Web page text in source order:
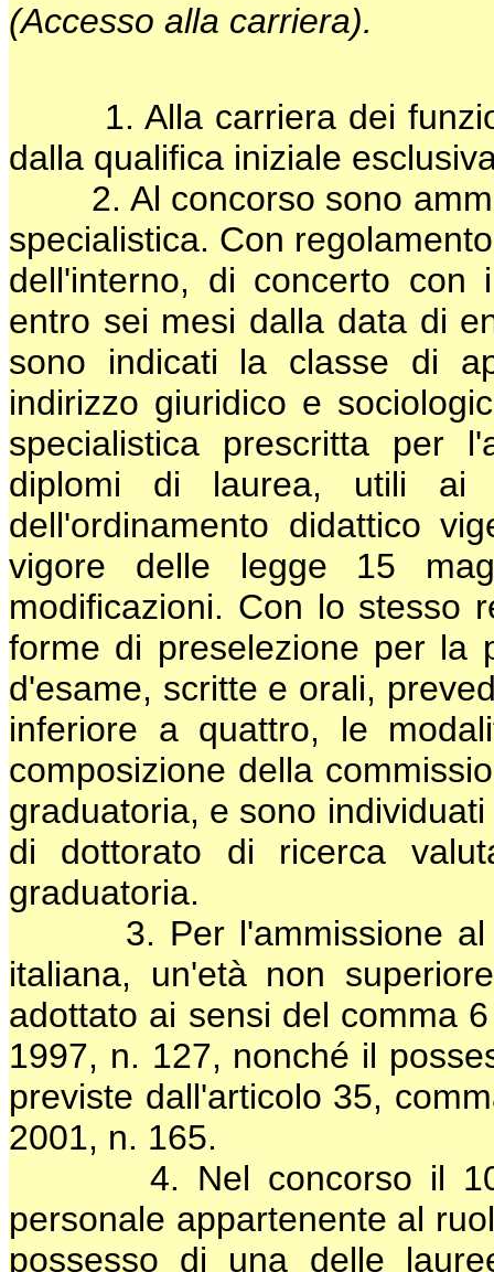
(Accesso alla carriera).
1. Alla carriera dei
dalla qualifica iniziale
2. Al concorso sono
specialistica. Con
dell'interno, di concerto con
entro sei mesi dalla data di
sono indicati la classe di
indirizzo giuridico e
specialistica prescritta per
diplomi di laurea, utili ai
dell'ordinamento didattico
vigore delle legge 15
modificazioni. Con lo stesso
forme di preselezione per la
d'esame, scritte e orali,
inferiore a quattro, le
composizione della
graduatoria, e sono
di dottorato di ricerca
graduatoria.
3. Per l'ammissione al
italiana, un'età non
adottato ai sensi del comma
1997, n. 127, nonché il
previste dall'articolo 35,
2001, n. 165.
4. Nel concorso il 10
personale appartenente al
possesso di una delle